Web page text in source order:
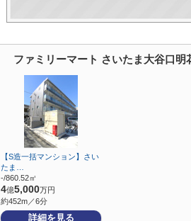
ファミリーマート さいたま大谷口明
【S造一括マンション】さい
たま…
-/860.52㎡
4億5,000万円
約452m／6分
詳細を見る